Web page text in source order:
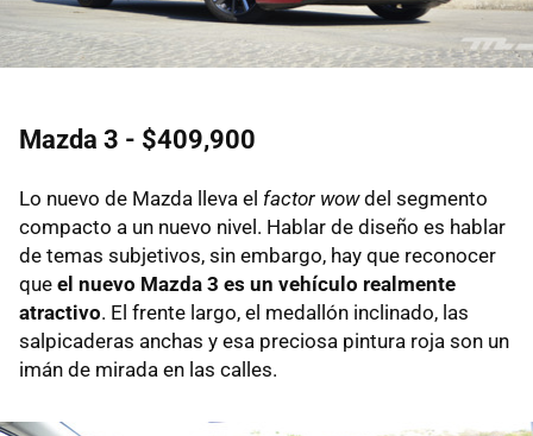
Mazda 3 - $409,900
Lo nuevo de Mazda lleva el factor wowdel segmento
compacto a un nuevo nivel. Hablar de diseño es hablar
de temas subjetivos, sin embargo, hay que reconocer
que el nuevo Mazda 3 es un vehículo realmente
atractivo. El frente largo, el medallón inclinado, las
salpicaderas anchas y esa preciosa pintura roja son un
imán de mirada en las calles.